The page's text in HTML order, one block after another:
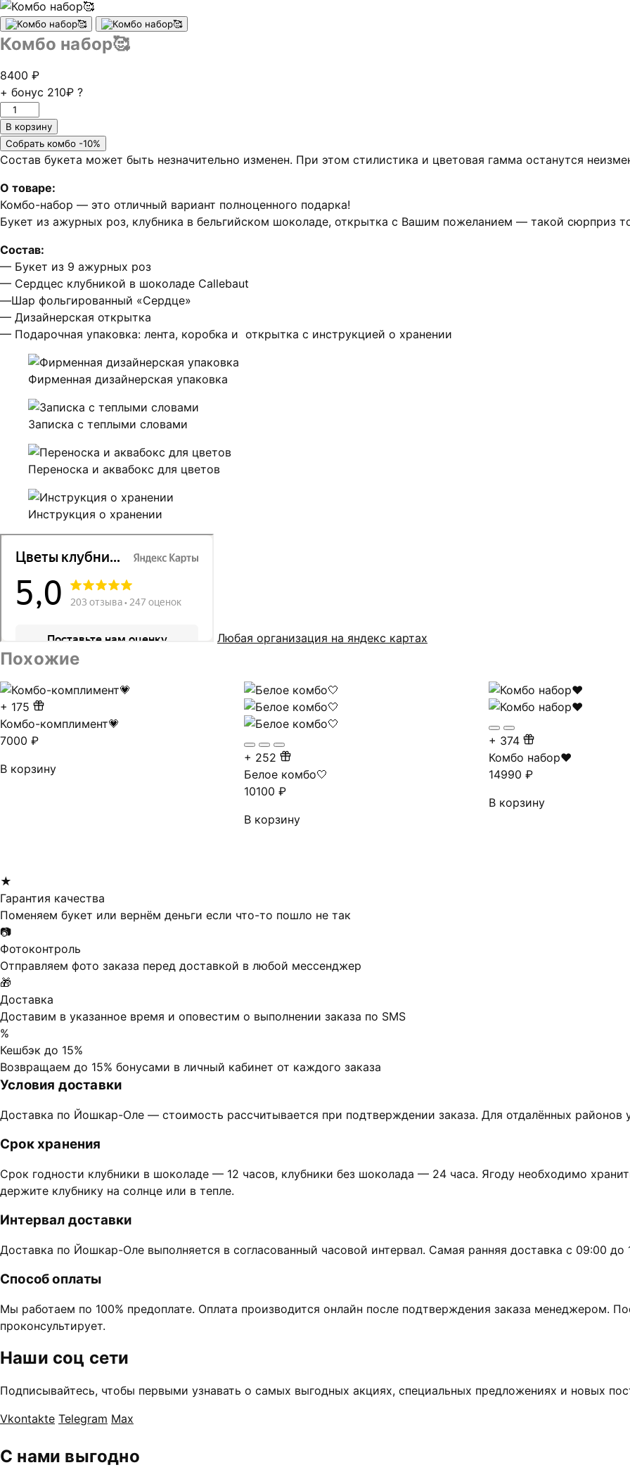
Комбо набор🥰
8400 ₽
+ бонус 210₽ ?
Количество
товара
Комбо
набор
В корзину
Собрать комбо -10%
Состав букета может быть незначительно изменен. При этом стилистика и цветовая гамма останутся
О товаре:
Комбо-набор — это отличный вариант полноценного подарка!
Букет из ажурных роз, клубника в бельгийском шоколаде, открытка с Вашим пожеланием — такой сюрприз
Состав:
— Букет из 9 ажурных роз
— Сердцес клубникой в шоколаде Callebaut
—Шар фольгированный «Сердце»
— Дизайнерская открытка
— Подарочная упаковка: лента, коробка и открытка с инструкцией о хранении
Фирменная дизайнерская упаковка
Записка с теплыми словами
Переноска и аквабокс для цветов
Инструкция о хранении
Любая организация на яндекс картах
Похожие
+ 175
Комбо-комплимент💗
7000 ₽
В корзину
+ 252
Белое комбо🤍
10100₽
В корзину
+ 374
Комбо набор❤️
14990 ₽
В корзину
★
Гарантия качества
Поменяем букет или вернём деньги если что-то пошло не так
📷
Фотоконтроль
Отправляем фото заказа перед доставкой в любой мессенджер
🎁
Доставка
Доставим в указанное время и оповестим о выполнении заказа по SMS
%
Кешбэк до 15%
Возвращаем до 15% бонусами в личный кабинет от каждого заказа
Условия доставки
Доставка по Йошкар-Оле — стоимость рассчитывается при подтверждении заказа. Для отдалённых районов
Срок хранения
Срок годности клубники в шоколаде — 12 часов, клубники без шоколада — 24 часа. Ягоду необходимо
держите клубнику на солнце или в тепле.
Интервал доставки
Доставка по Йошкар-Оле выполняется в согласованный часовой интервал. Самая ранняя доставка с 09:00 до
Способ оплаты
Мы работаем по 100% предоплате. Оплата производится онлайн после подтверждения заказа менеджером.
проконсультирует.
Наши соц сети
Подписывайтесь, чтобы первыми узнавать о самых выгодных акциях, специальных предложениях и новых
Vkontakte Telegram Max
С нами выгодно